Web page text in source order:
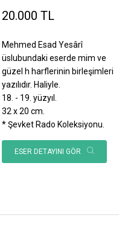
20.000 TL
Mehmed Esad Yesârî
üslubundaki eserde mim ve
güzel h harflerinin birleşimleri
yazılıdır. Haliyle.
18. - 19. yüzyıl.
32 x 20 cm.
* Şevket Rado Koleksiyonu.
ESER DETAYINI GÖR